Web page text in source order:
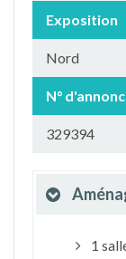
Exposition
Nord
N°
329394
1